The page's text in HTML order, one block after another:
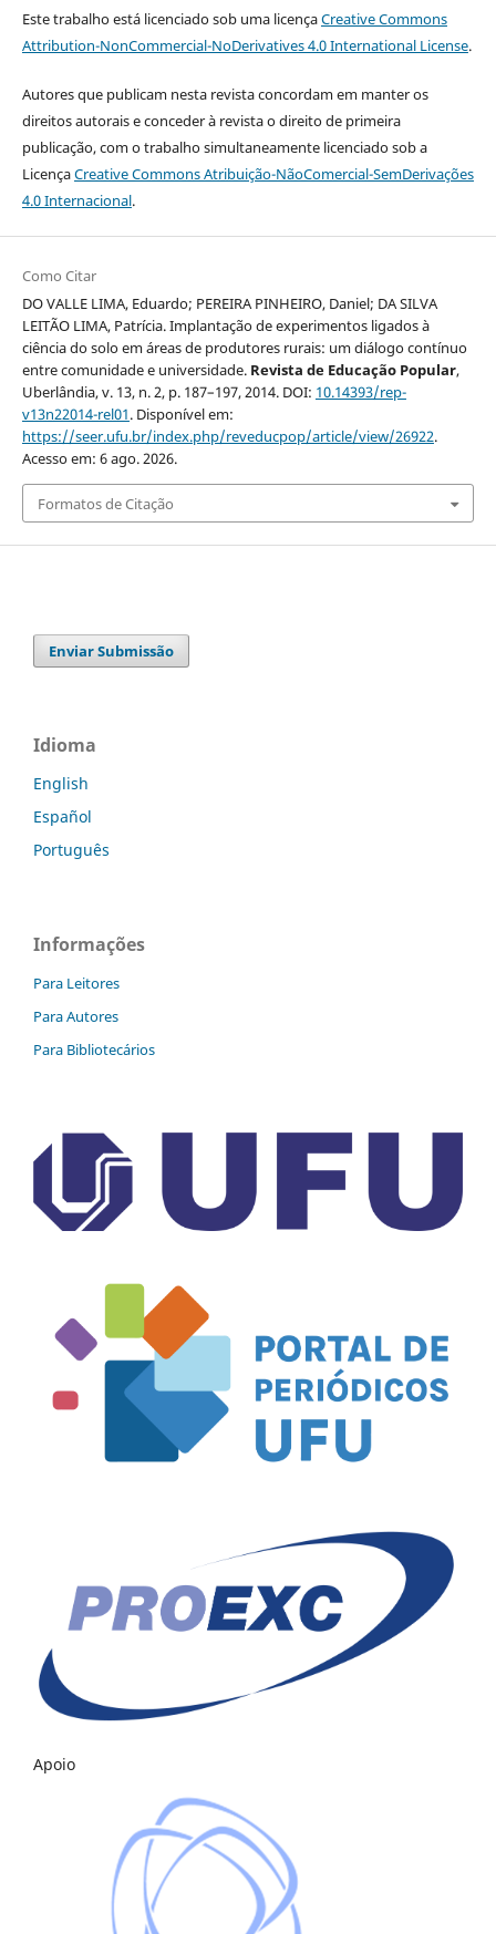
Este trabalho está licenciado sob uma licençaCreative Commons
Attribution-NonCommercial-NoDerivatives 4.0 International License.
Autores que publicam nesta revista concordam em manter os
direitos autorais e conceder à revista o direito de primeira
publicação, com o trabalho simultaneamente licenciado sob a
LicençaCreative Commons Atribuição-NãoComercial-SemDerivações
4.0 Internacional.
Como Citar
DO VALLE LIMA, Eduardo; PEREIRA PINHEIRO, Daniel; DA SILVA
LEITÃO LIMA, Patrícia. Implantação de experimentos ligados à
ciência do solo em áreas de produtores rurais: um diálogo contínuo
entre comunidade e universidade. Revista de Educação Popular,
Uberlândia, v. 13, n. 2, p. 187–197, 2014. DOI: 10.14393/rep-
v13n22014-rel01. Disponível em:
https://seer.ufu.br/index.php/reveducpop/article/view/26922.
Acesso em: 6 ago. 2026.
Formatos de Citação
Enviar Submissão
Idioma
English
Español
Português
Informações
Para Leitores
Para Autores
Para Bibliotecários
Apoio